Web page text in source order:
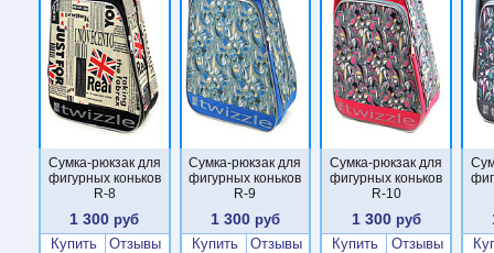
Сумка-рюкзак для
фигурных коньков
R-8
1 300 руб
Купить
Отзывы
Сумка-рюкзак для
фигурных коньков
R-9
1 300 руб
Купить
Отзывы
Сумка-рюкзак для
фигурных коньков
R-10
1 300руб
Купить
Отзывы